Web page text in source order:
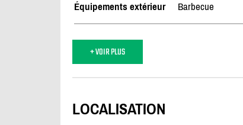
Équipements extérieur Barbecue
+ VOIR PLUS
LOCALISATION